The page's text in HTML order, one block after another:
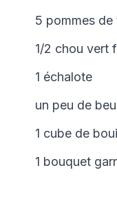
5 pommes de
1/2 chou vert
1 échalote
un peu de
1 cube de
1 bouquet